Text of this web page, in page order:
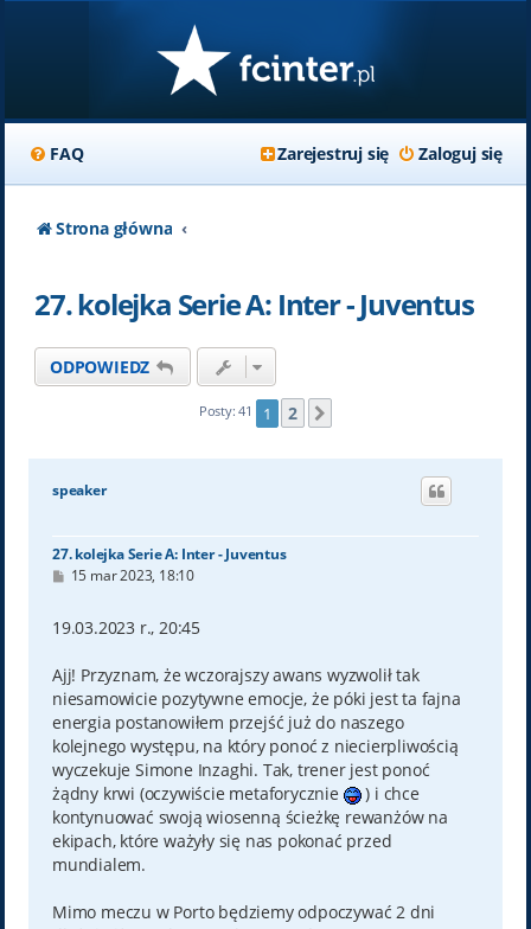
FAQ Zaloguj się
Zarejestruj się
Strona główna
27. kolejka Serie A: Inter - Juventus
ODPOWIEDZ
Posty: 41 1 2
speaker
27. kolejka Serie A: Inter - Juventus
P
t
15 mar 2023, 18:10
19.03.2023 r., 20:45
Ajj! Przyznam, że wczorajszy awans wyzwolił tak
niesamowicie pozytywne emocje, że póki jest ta fajna
energia postanowiłem przejść już do naszego
kolejnego występu, na który ponoć z niecierpliwością
wyczekuje Simone Inzaghi. Tak, trener jest ponoć
żądny krwi (oczywiście metaforycznie
) i chce
kontynuować swoją wiosenną ścieżkę rewanżów na
ekipach, które ważyły się nas pokonać przed
mundialem.
Mimo meczu w Porto będziemy odpoczywać 2 dni